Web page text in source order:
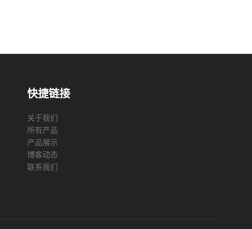
快捷链接
关于我们
所有产品
产品展示
博客动态
联系我们